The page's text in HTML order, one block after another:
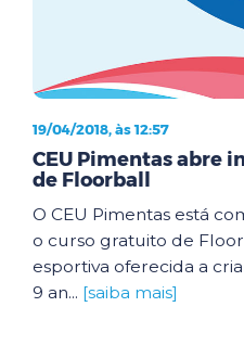
19/04/2018, às 12:57
CEU Pimentas abre
de Floorball
O CEU Pimentas está
o curso gratuito de
esportiva oferecida a
9 an... [saiba mais]